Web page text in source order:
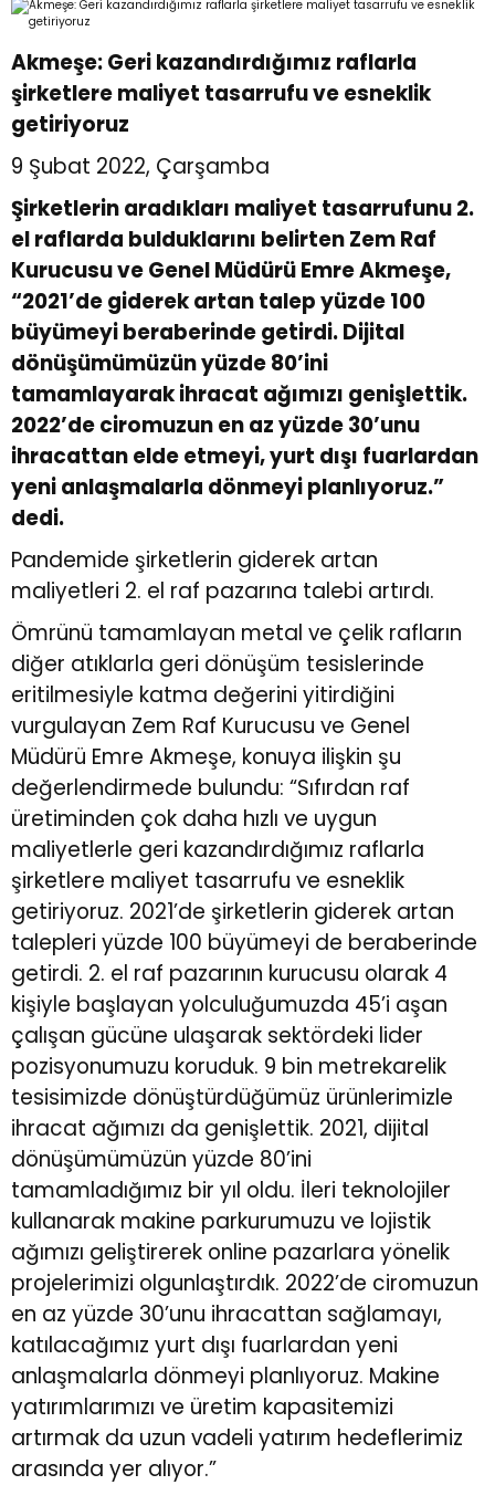
Akmeşe: Geri kazandırdığımız raflarla
şirketlere maliyet tasarrufu ve esneklik
getiriyoruz
9 Şubat 2022, Çarşamba
Şirketlerin aradıkları maliyet tasarrufunu 2.
el raflarda bulduklarını belirten Zem Raf
Kurucusu ve Genel Müdürü Emre Akmeşe,
“2021’de giderek artan talep yüzde 100
büyümeyi beraberinde getirdi. Dijital
dönüşümümüzün yüzde 80’ini
tamamlayarak ihracat ağımızı genişlettik.
2022’de ciromuzun en az yüzde 30’unu
ihracattan elde etmeyi, yurt dışı fuarlardan
yeni anlaşmalarla dönmeyi planlıyoruz.”
dedi.
Pandemide şirketlerin giderek artan
maliyetleri 2. el raf pazarına talebi artırdı.
Ömrünü tamamlayan metal ve çelik rafların
diğer atıklarla geri dönüşüm tesislerinde
eritilmesiyle katma değerini yitirdiğini
vurgulayan Zem Raf Kurucusu ve Genel
Müdürü Emre Akmeşe, konuya ilişkin şu
değerlendirmede bulundu: “Sıfırdan raf
üretiminden çok daha hızlı ve uygun
maliyetlerle geri kazandırdığımız raflarla
şirketlere maliyet tasarrufu ve esneklik
getiriyoruz. 2021’de şirketlerin giderek artan
talepleri yüzde 100 büyümeyi de beraberinde
getirdi. 2. el raf pazarının kurucusu olarak 4
kişiyle başlayan yolculuğumuzda 45’i aşan
çalışan gücüne ulaşarak sektördeki lider
pozisyonumuzu koruduk. 9 bin metrekarelik
tesisimizde dönüştürdüğümüz ürünlerimizle
ihracat ağımızı da genişlettik. 2021, dijital
dönüşümümüzün yüzde 80’ini
tamamladığımız bir yıl oldu. İleri teknolojiler
kullanarak makine parkurumuzu ve lojistik
ağımızı geliştirerek online pazarlara yönelik
projelerimizi olgunlaştırdık. 2022’de ciromuzun
en az yüzde 30’unu ihracattan sağlamayı,
katılacağımız yurt dışı fuarlardan yeni
anlaşmalarla dönmeyi planlıyoruz. Makine
yatırımlarımızı ve üretim kapasitemizi
artırmak da uzun vadeli yatırım hedeflerimiz
arasında yer alıyor.”